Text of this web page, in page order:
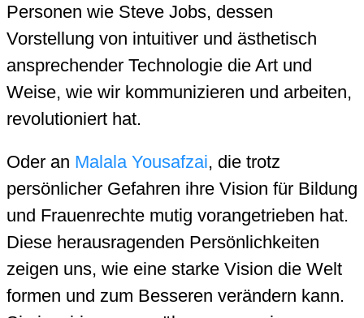
Personen wie Steve Jobs, dessen
Vorstellung von intuitiver und ästhetisch
ansprechender Technologie die Art und
Weise, wie wir kommunizieren und arbeiten,
revolutioniert hat.
Oder an Malala Yousafzai, die trotz
persönlicher Gefahren ihre Vision für Bildung
und Frauenrechte mutig vorangetrieben hat.
Diese herausragenden Persönlichkeiten
zeigen uns, wie eine starke Vision die Welt
formen und zum Besseren verändern kann.